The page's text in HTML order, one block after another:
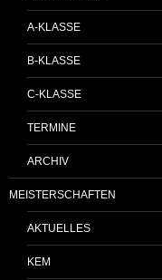
A-KLASSE
B-KLASSE
C-KLASSE
TERMINE
ARCHIV
MEISTERSCHAFTEN
AKTUELLES
KEM